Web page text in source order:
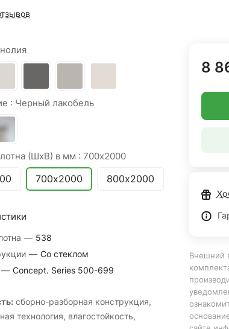
: Черный лакобель
(ШхВ) в мм : 700х2000
700х2000 800х2000
— 538
— Со стеклом
— Concept. Series 500-699
cборно-разборная конструкция,
технология, влагостойкость,
8
Внешний